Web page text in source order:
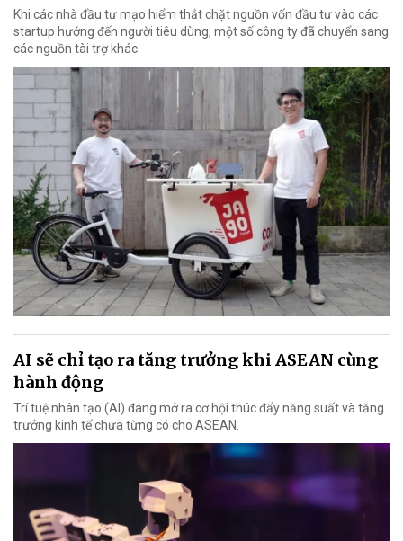
Khi các nhà đầu tư mạo hiểm thắt chặt nguồn vốn đầu tư vào các
startup hướng đến người tiêu dùng, một số công ty đã chuyển sang
các nguồn tài trợ khác.
AI sẽ chỉ tạo ra tăng trưởng khi ASEAN cùng
hành động
Trí tuệ nhân tạo (AI) đang mở ra cơ hội thúc đẩy năng suất và tăng
trưởng kinh tế chưa từng có cho ASEAN.